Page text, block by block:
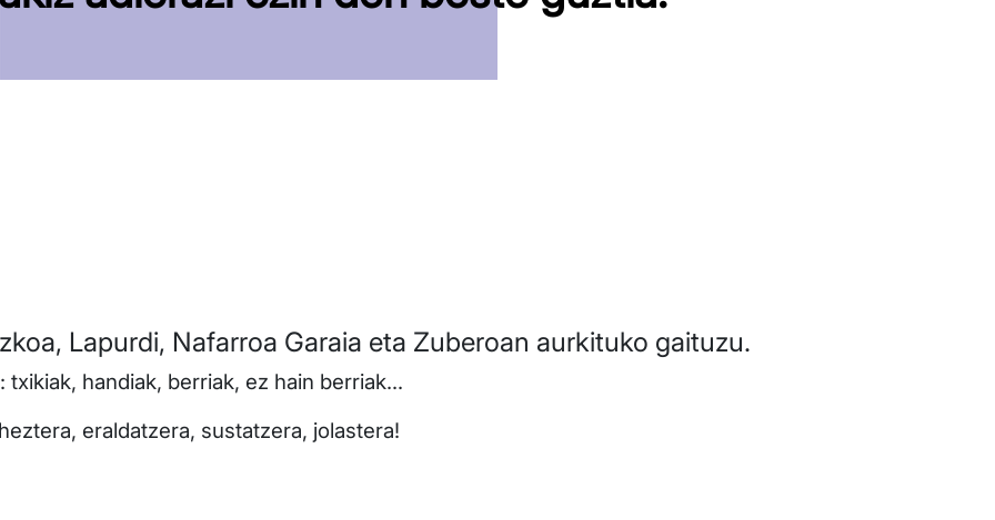
Lapurdi, Nafarroa Garaia eta Zuberoan aurkituko gaituzu.
handiak, berriak, ez hain berriak...
eraldatzera, sustatzera, jolastera!